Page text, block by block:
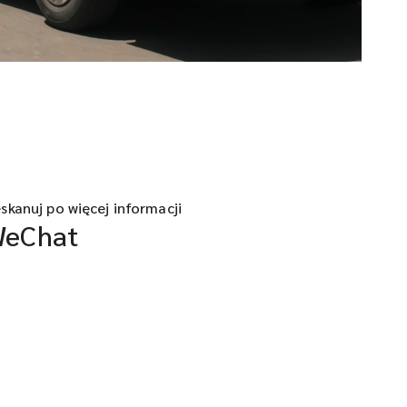
po więcej informacji